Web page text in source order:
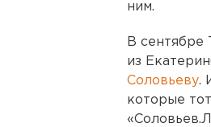
ним.
В сентябре
из
Соловьеву.
которые